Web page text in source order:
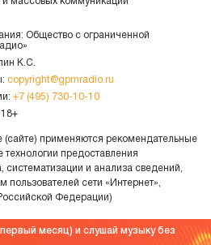
Общество с ограниченной
К.С.
copyright@gpmradio.ru
+7 (495) 730-10-10
применяются рекомендательные
предоставления
и анализа сведений,
пользователей сети «Интернет»,
Федерации)
первый месяц) и слушай музыку без